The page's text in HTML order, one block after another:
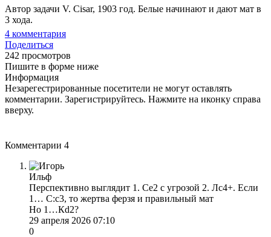
Автор задачи V. Cisar, 1903 год. Белые начинают и дают мат в
3 хода.
4 комментария
Поделиться
242 просмотров
Пишите в форме ниже
Информация
Незарегестрированные посетители не могут оставлять
комментарии. Зарегистрируйтесь. Нажмите на иконку справа
вверху.
Комментарии 4
Ильф
Перспективно выглядит 1. Се2 с угрозой 2. Лс4+. Если
1… С:с3, то жертва ферзя и правильный мат
Но 1…Кd2?
29 апреля 2026 07:10
0